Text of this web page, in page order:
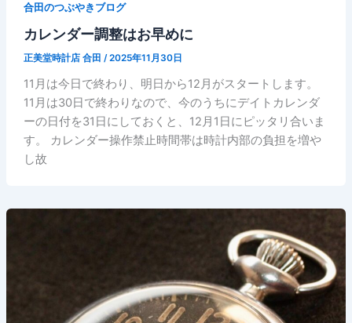
合田のつぶやきブログ
カレンダー調整はお早めに
正美堂時計店 合田 /2025年11月30日
11月は今日で終わり、明日から12月がスタートします。
11月は30日で終わりなので、今のうちにデイトカレンダ
ーの日付を31日にしておくと、12月1日にピッタリ合いま
す。 カレンダー操作禁止時間帯は時計内部の負担を増や
し故